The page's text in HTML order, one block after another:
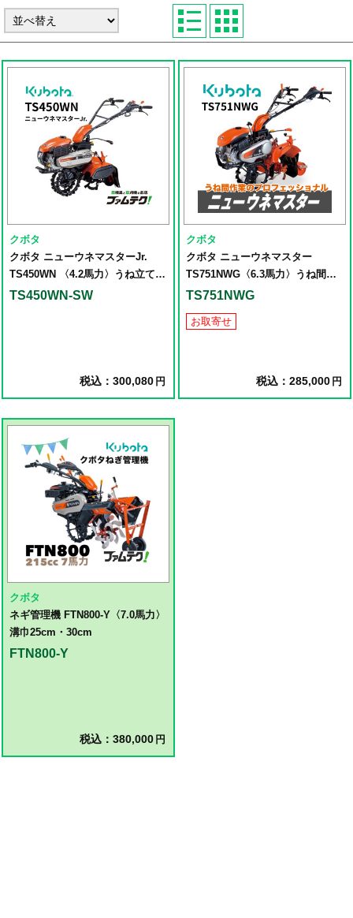
クボタ
クボタ ニューウネマスターJr.
TS450WN 〈4.2馬力〉うね立て
土揚げ 中耕作業
TS450WN-SW
税込：300,080 円
クボタ
クボタ ニューウネマスター
TS751NWG〈6.3馬力〉うね間作
業のプロフェッショナル
TS751NWG
お取寄せ
税込：285,000 円
クボタ
ネギ管理機 FTN800-Y〈7.0馬力〉
溝巾25cm・30cm
FTN800-Y
税込：380,000 円